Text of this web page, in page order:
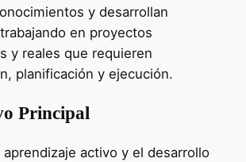
y desarrollan
en proyectos
y reales que requieren
planificación y ejecución.
Principal
aprendizaje activo y el desarrollo